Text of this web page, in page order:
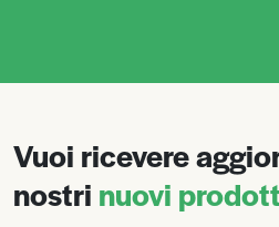
Vuoi ricevere
nostri nuovi